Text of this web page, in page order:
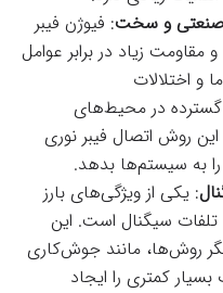
صنعتی و سخت: فیوژن فیبر
مقاومت زیاد در برابر عوامل
و اختلالات
گسترده در محیط‌های
روش اتصال فیبر نوری
به سیستم‌ها بدهد.
: یکی از ویژگی‌های بارز
سیگنال است. این
روش‌ها، مانند جوش‌کاری
کمتری را ایجاد